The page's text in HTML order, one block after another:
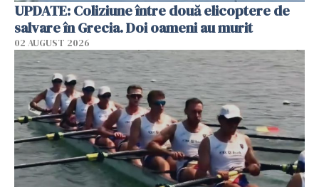
UPDATE: Coliziune între două elicoptere de
salvare în Grecia. Doi oameni au murit
02 AUGUST 2026